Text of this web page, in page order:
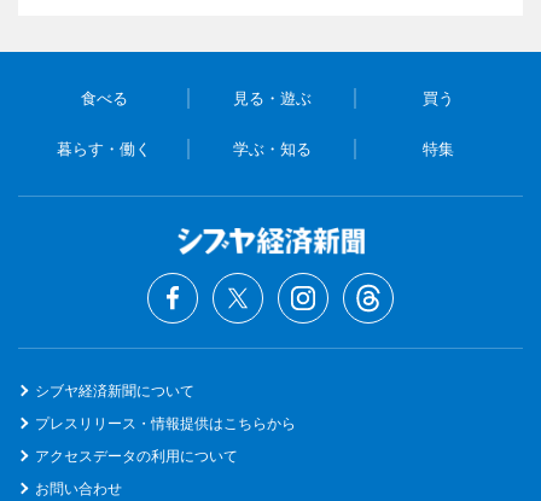
食べる 見る・遊ぶ 買う
暮らす・働く 学ぶ・知る 特集
シブヤ経済新聞について
プレスリリース・情報提供はこちらから
アクセスデータの利用について
お問い合わせ